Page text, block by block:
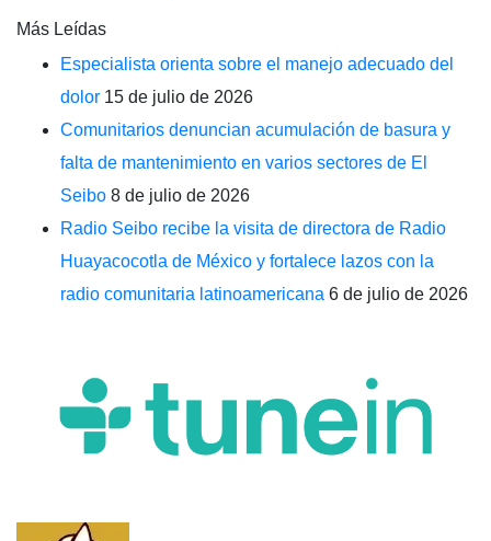
Más Leídas
Especialista orienta sobre el manejo adecuado del
dolor 15 de julio de 2026
Comunitarios denuncian acumulación de basura y
falta de mantenimiento en varios sectores de El
Seibo 8 de julio de 2026
Radio Seibo recibe la visita de directora de Radio
Huayacocotla de México y fortalece lazos con la
radio comunitaria latinoamericana 6 de julio de 2026